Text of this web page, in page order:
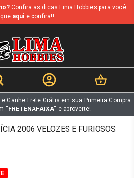
Confira as dicas Lima Hobbies para você.
aqui e confira!!
Ganhe Frete Grátis em sua Primeira Compra
"FRETENAFAIXA" e aproveite!
2006 VELOZES E FURIOSOS